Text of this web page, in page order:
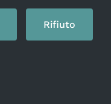
Rifiuto